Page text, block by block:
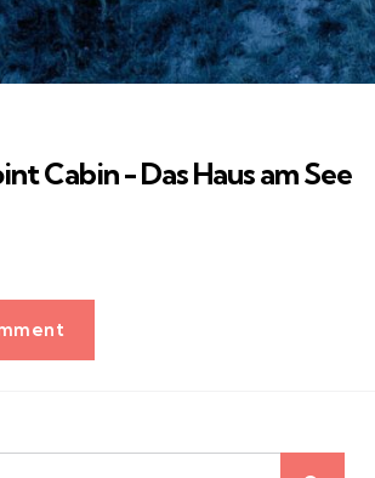
Cabin - Das Haus am See